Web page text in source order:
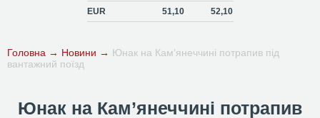
EUR 51,10 52,10
Головна → Новини → Юнак на Кам’янеччині потрапив під
вантажний поїзд
Юнак на Кам’янеччині потрапив